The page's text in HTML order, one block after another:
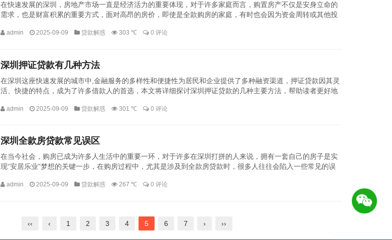
在快速发展的深圳，房地产市场一直是经济活力的重要体现，对于许多家庭而言，购置房产不仅是安身立命的
需求，也是财富积累的重要方式，面对高昂的房价，即使是全款购房的家庭，有时也会因为资金周转或其他投
admin 2025-09-09 贷款解惑 303 ℃ 0 评论
深圳押证贷款有几种方法
在深圳这座快速发展的城市中,金融服务的多样性和便捷性为居民和企业提供了多种融资渠道，押证贷款因其灵
活、快捷的特点，成为了许多借款人的首选，本文将详细探讨深圳押证贷款的几种主要方法，帮助读者更好地
admin 2025-09-09 贷款解惑 301 ℃ 0 评论
深圳全款房贷款常见误区
在当今社会，购房已成为许多人生活中的重要一环，对于许多在深圳打拼的人来说，拥有一套自己的房子是实
现“安居乐业”梦想的关键一步，在购房过程中，尤其是涉及到全款房贷款时，很多人往往会陷入一些常见的误
admin 2025-09-09 贷款解惑 267 ℃ 0 评论
‹‹ ‹ 1 2 3 4 5 6 7 › ››